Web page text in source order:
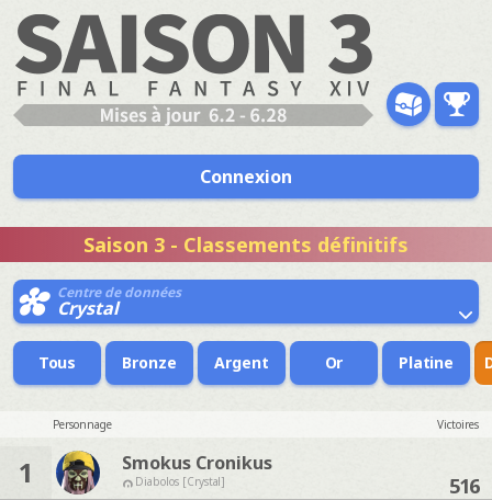
Connexion
Saison 3 - Classements définitifs
Centre de données
Crystal
Tous Bronze Argent Or Platine
Personnage Victoires
1 Smokus Cronikus
Diabolos [Crystal] 516